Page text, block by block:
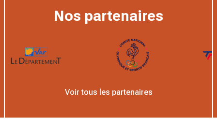
Nos partenaires
Voir tous les partenaires